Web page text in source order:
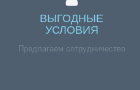
ВЫГОДНЫЕ
УСЛОВИЯ
Предлагаем сотрудничество